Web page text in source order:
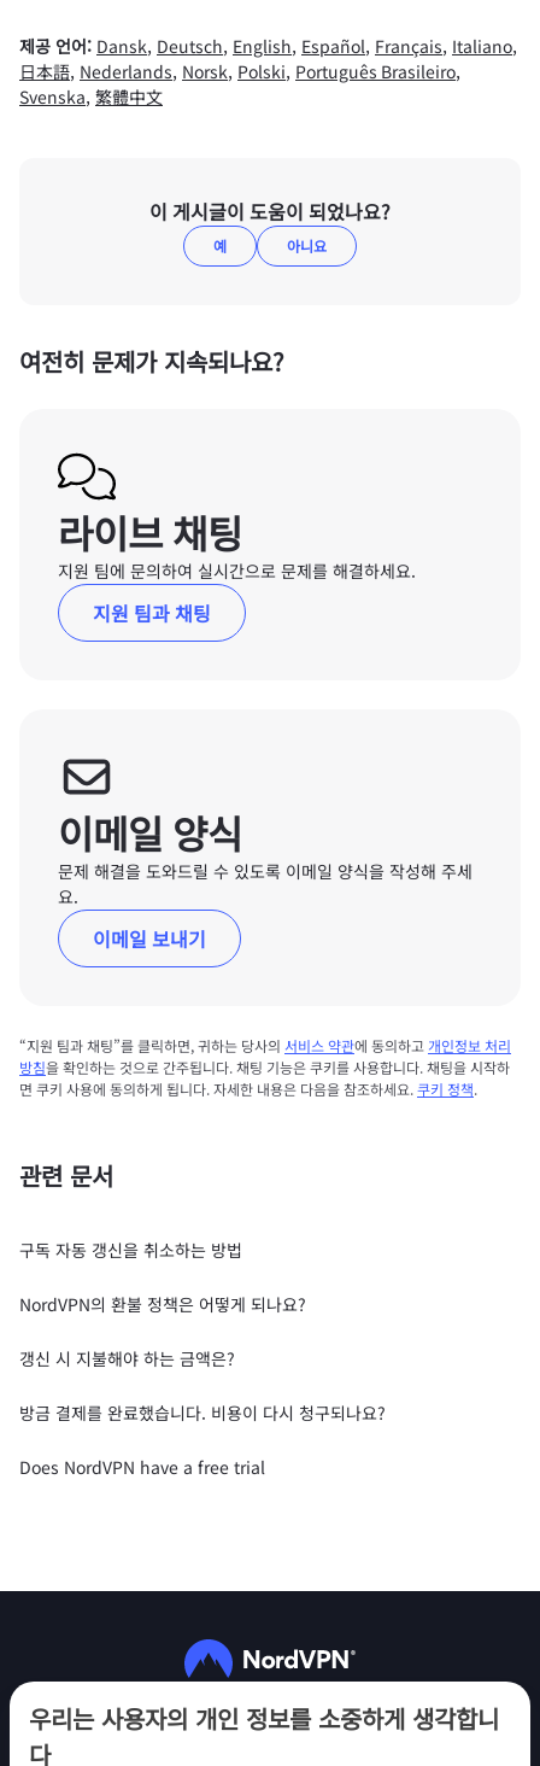
우리는 사용자의 개인 정보를 소중하게 생각합니
다
제공 언어: Dansk, Deutsch, English, Español, Français, Italiano,
日本語, Nederlands, Norsk, Polski, Português Brasileiro,
Svenska, 繁體中文
이 게시글이 도움이 되었나요?
예 아니요
여전히 문제가 지속되나요?
라이브 채팅
지원 팀에 문의하여 실시간으로 문제를 해결하세요.
지원 팀과 채팅
이메일 양식
문제 해결을 도와드릴 수 있도록 이메일 양식을 작성해 주세
요.
이메일 보내기
“지원 팀과 채팅”를 클릭하면, 귀하는 당사의 서비스 약관에 동의하고 개인정보 처리
방침을 확인하는 것으로 간주됩니다. 채팅 기능은 쿠키를 사용합니다. 채팅을 시작하
면 쿠키 사용에 동의하게 됩니다. 자세한 내용은 다음을 참조하세요.쿠키 정책.
관련 문서
구독 자동 갱신을 취소하는 방법
NordVPN의 환불 정책은 어떻게 되나요?
갱신 시 지불해야 하는 금액은?
방금 결제를 완료했습니다. 비용이 다시 청구되나요?
Does NordVPN have a free trial